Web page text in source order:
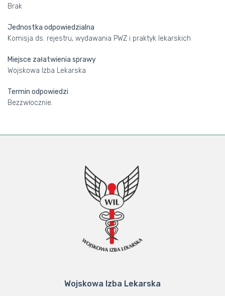
Brak
Jednostka odpowiedzialna
Komisja ds. rejestru, wydawania PWZ i praktyk lekarskich
Miejsce załatwienia sprawy
Wojskowa Izba Lekarska
Termin odpowiedzi
Bezzwłocznie.
Wojskowa Izba Lekarska